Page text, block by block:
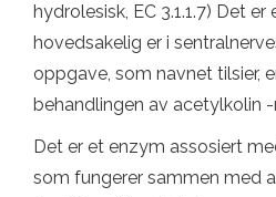
hydrolesisk, EC 3.1.1.7) Det
hovedsakelig er i
oppgave, som navnet tilsier,
behandlingen av acetylkolin
Det er et enzym assosiert
som fungerer sammen med